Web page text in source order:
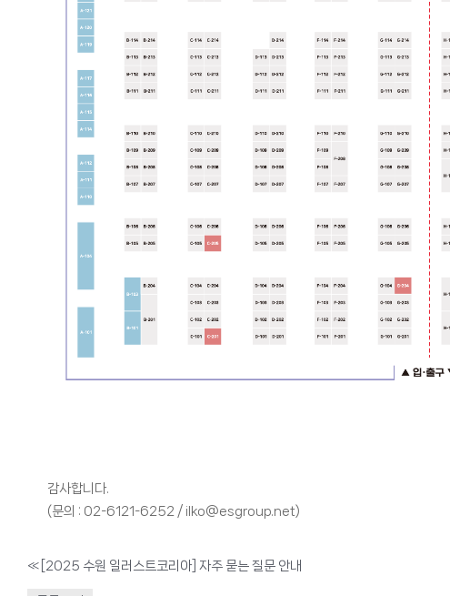
감사합니다.
(문의 : 02-6121-6252 / ilko@esgroup.net)
« [2025 수원 일러스트코리아] 자주 묻는 질문 안내